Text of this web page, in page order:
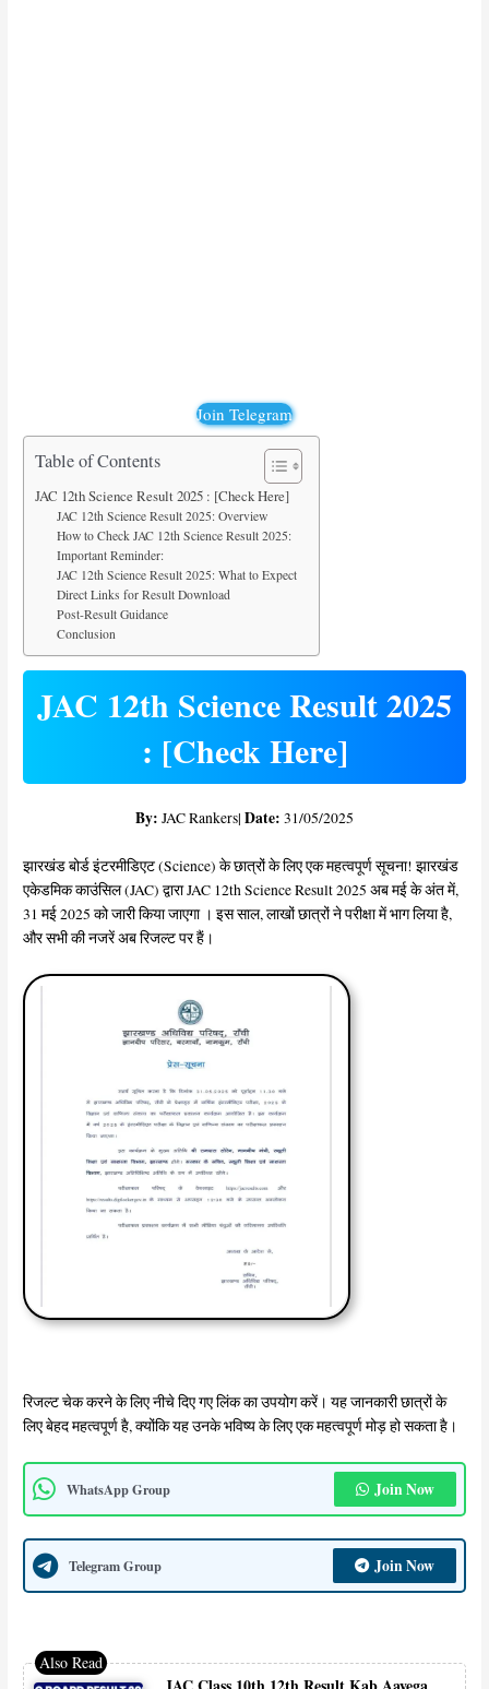
Join Telegram
Table of Contents
JAC 12th Science Result 2025 : [Check Here]
JAC 12th Science Result 2025: Overview
How to Check JAC 12th Science Result 2025:
Important Reminder:
JAC 12th Science Result 2025: What to Expect
Direct Links for Result Download
Post-Result Guidance
Conclusion
JAC 12th Science Result 2025
: [Check Here]
By: JAC Rankers| Date: 31/05/2025
झारखंड बोर्ड इंटरमीडिएट (Science) के छात्रों के लिए एक महत्वपूर्ण सूचना! झारखंड
एकेडमिक काउंसिल (JAC) द्वारा JAC 12th Science Result 2025 अब मई के अंत में,
31 मई 2025 को जारी किया जाएगा । इस साल, लाखों छात्रों ने परीक्षा में भाग लिया है,
और सभी की नजरें अब रिजल्ट पर हैं।
रिजल्ट चेक करने के लिए नीचे दिए गए लिंक का उपयोग करें। यह जानकारी छात्रों के
लिए बेहद महत्वपूर्ण है, क्योंकि यह उनके भविष्य के लिए एक महत्वपूर्ण मोड़ हो सकता है।
WhatsApp Group Join Now
Telegram Group Join Now